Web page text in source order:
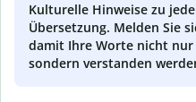
Kulturelle Hinweise zu
Übersetzung. Melden Sie
damit Ihre Worte nicht
sondern verstanden